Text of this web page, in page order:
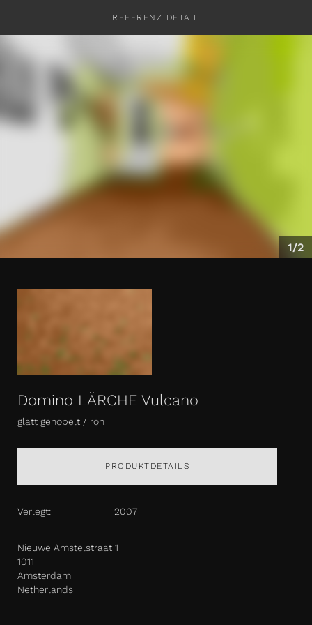
REFERENZ DETAIL
1/2
Domino LÄRCHE Vulcano
glatt gehobelt / roh
PRODUKTDETAILS
Verlegt: 2007
Nieuwe Amstelstraat 1
1011
Amsterdam
Netherlands